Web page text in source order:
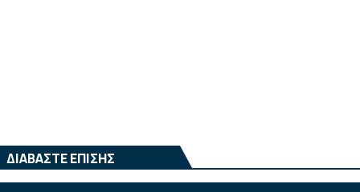
ΔΙΑΒΑΣΤΕ ΕΠΙΣΗΣ